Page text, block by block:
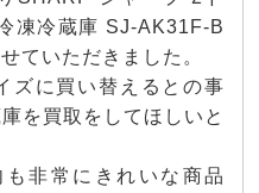
凍冷蔵庫 SJ-AK31F-B
ていただきました。
ズに買い替えるとの事
を買取をしてほしいと
非常にきれいな商品